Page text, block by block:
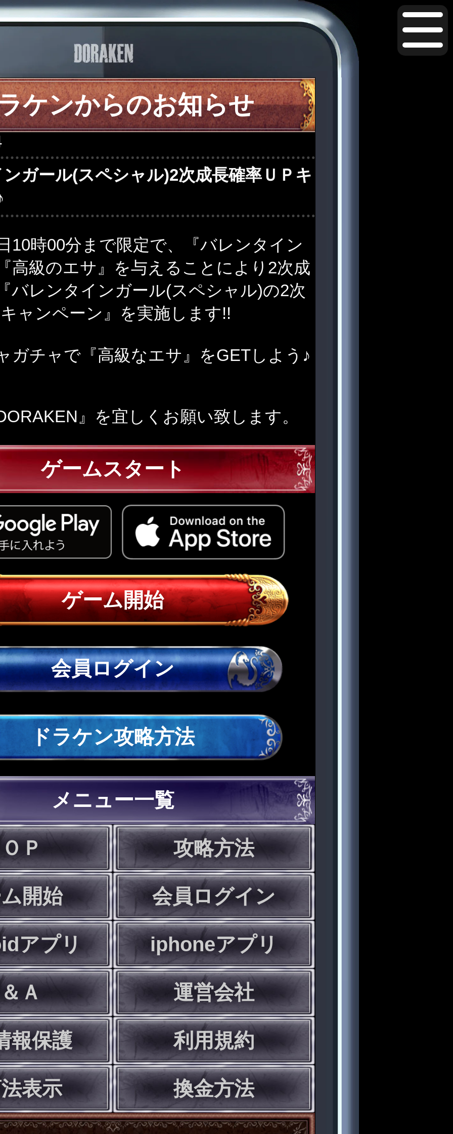
ケンからのお知らせ
ガール(スペシャル)2次成長確率ＵＰキ
10時00分まで限定で、『バレンタイン
高級のエサ』を与えることにより2次成
バレンタインガール(スペシャル)の2次
ャンペーン』を実施します!!
ガチャで『高級なエサ』をGETしよう♪
』を宜しくお願い致します。
ゲームスタート
ゲーム開始
会員ログイン
ドラケン攻略方法
メニュー一覧
Ｐ 攻略方法
開始 会員ログイン
アプリ iphoneアプリ
Ａ 運営会社
報保護 利用規約
表示 換金方法